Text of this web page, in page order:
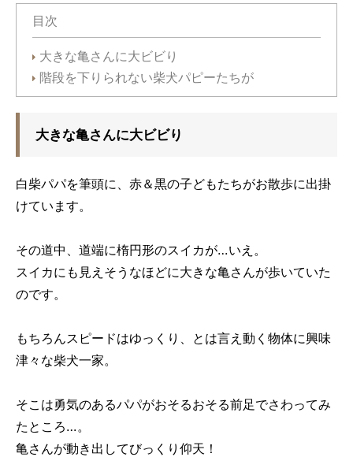
目次
大きな亀さんに大ビビり
階段を下りられない柴犬パピーたちが
大きな亀さんに大ビビり
白柴パパを筆頭に、赤＆黒の子どもたちがお散歩に出掛
けています。
その道中、道端に楕円形のスイカが…いえ。
スイカにも見えそうなほどに大きな亀さんが歩いていた
のです。
もちろんスピードはゆっくり、とは言え動く物体に興味
津々な柴犬一家。
そこは勇気のあるパパがおそるおそる前足でさわってみ
たところ…。
亀さんが動き出してびっくり仰天！